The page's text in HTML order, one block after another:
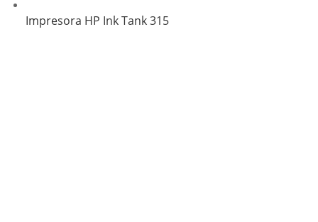
Impresora HP Ink Tank 315